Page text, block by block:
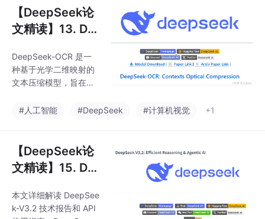
力的同时，实现了医疗
性能的突破性提升。本
文详细解读该团队的技
大语言模型在医疗领域
的动态验证框架。
【DeepSeek论
文精读】13. De
上下文光学压缩
DeepSeek-OCR 是一
种基于光学二维映射的
文本压缩模型，旨在高
文精读翻译 DeepSeek-
#人工智能 #DeepSeek #计算机视觉 +1
【DeepSeek论
文精读】15. De
开拓开源大型语
本文详细解读 DeepSee
k-V3.2 技术报告和 API